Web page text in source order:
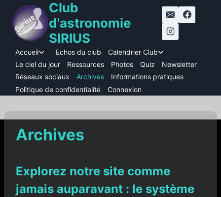
contenu
Club
d'astronomie
SIRIUS
Accueil
Ouvrir/fermer
le
menu
enfant
Echos du club Calendrier Club
le
menu
Le ciel du jour Ressources Photos Quiz
Newsletter
Réseaux sociaux
Archives
Informations pratiques
Politique de confidentialité
Connexion
Archives
Explorez notre site comme
jamais auparavant : le système